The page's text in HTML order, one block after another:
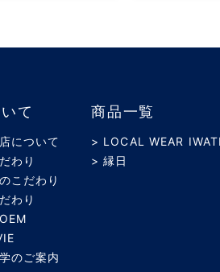
て
について
わり
こだわり
わり
のご案内
商品一覧
> LOCAL WEAR
> 縁日